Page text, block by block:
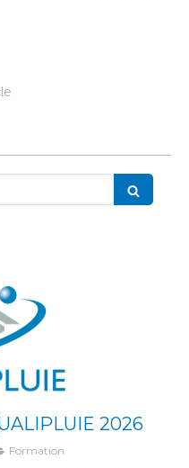
2026
Formation